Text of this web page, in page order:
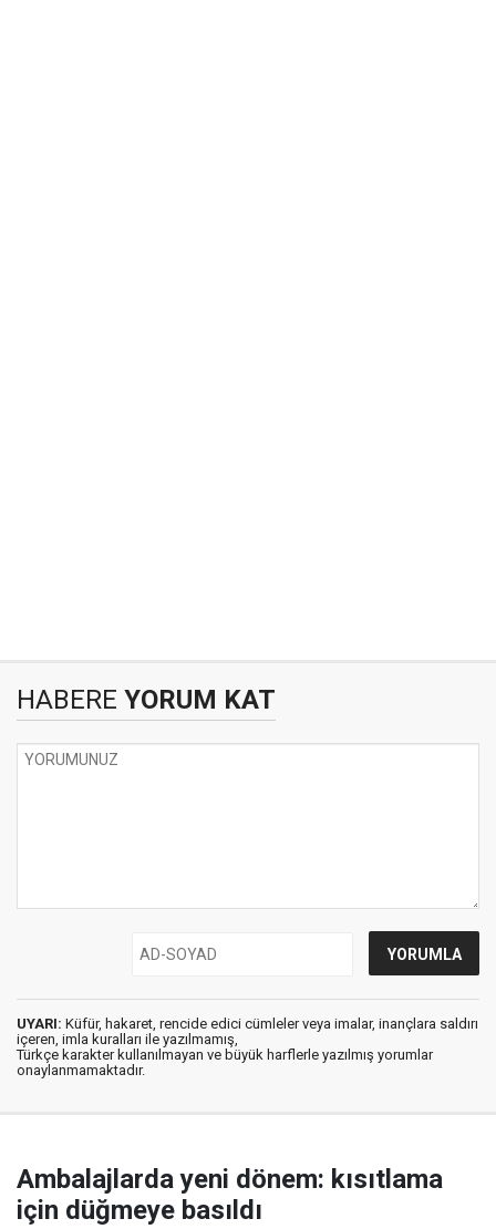
HABERE YORUM KAT
UYARI: Küfür, hakaret, rencide edici cümleler veya imalar, inançlara saldırı
içeren, imla kuralları ile yazılmamış,
Türkçe karakter kullanılmayan ve büyük harflerle yazılmış yorumlar
onaylanmamaktadır.
Ambalajlarda yeni dönem: kısıtlama
için düğmeye basıldı